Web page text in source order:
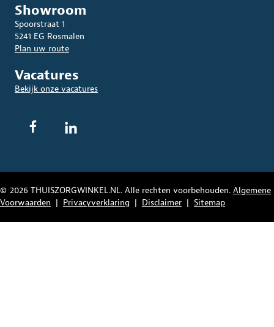
Showroom
Spoorstraat 1
5241 EG Rosmalen
Plan uw route
Vacatures
Bekijk onze vacatures
© 2026 THUISZORGWINKEL.NL. Alle rechten voorbehouden. Algemene
Voorwaarden | Privacyverklaring | Disclaimer | Sitemap